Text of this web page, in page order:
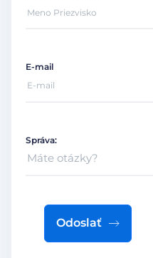
E-mail
Správa:
Odoslať